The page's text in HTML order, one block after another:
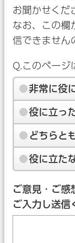
お聞かせくだ
なお、この欄
信できません
Q.このページ
非常に役
役に立っ
どちらと
役に立た
ご意見・ご感
ご入力し送信